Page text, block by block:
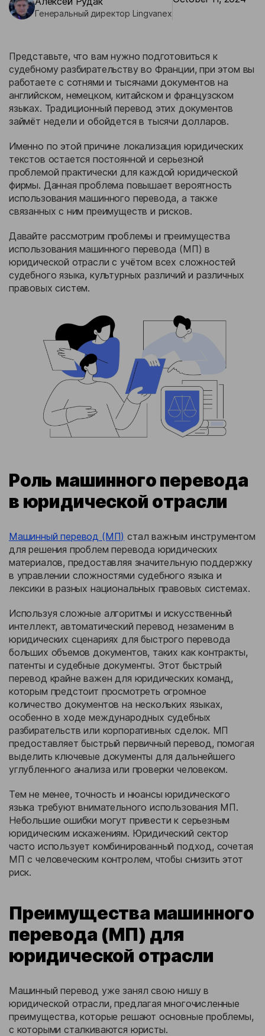
Бизнес-кейсы
Генеральный директор Lingvanex
Представьте, что вам нужно подготовиться к
судебному разбирательству во Франции, при этом вы
работаете с сотнями и тысячами документов на
английском, немецком, китайском и французском
языках. Традиционный перевод этих документов
займёт недели и обойдется в тысячи долларов.
Именно по этой причине локализация юридических
текстов остается постоянной и серьезной
проблемой практически для каждой юридической
фирмы. Данная проблема повышает вероятность
использования машинного перевода, а также
связанных с ним преимуществ и рисков.
Давайте рассмотрим проблемы и преимущества
использования машинного перевода (МП) в
юридической отрасли с учётом всех сложностей
судебного языка, культурных различий и различных
правовых систем.
Роль машинного перевода
в юридической отрасли
Машинный перевод (МП) стал важным инструментом
для решения проблем перевода юридических
материалов, предоставляя значительную поддержку
в управлении сложностями судебного языка и
лексики в разных национальных правовых системах.
Используя сложные алгоритмы и искусственный
интеллект, автоматический перевод незаменим в
юридических сценариях для быстрого перевода
больших объемов документов, таких как контракты,
патенты и судебные документы. Этот быстрый
перевод крайне важен для юридических команд,
которым предстоит просмотреть огромное
количество документов на нескольких языках,
особенно в ходе международных судебных
разбирательств или корпоративных сделок. МП
предоставляет быстрый первичный перевод, помогая
выделить ключевые документы для дальнейшего
углубленного анализа или проверки человеком.
Тем не менее, точность и нюансы юридического
языка требуют внимательного использования МП.
Небольшие ошибки могут привести к серьезным
юридическим искажениям. Юридический сектор
часто использует комбинированный подход, сочетая
МП с человеческим контролем, чтобы снизить этот
риск.
Преимущества машинного
перевода (МП) для
юридической отрасли
Машинный перевод уже занял свою нишу в
юридической отрасли, предлагая многочисленные
преимущества, которые решают основные проблемы,
с которыми сталкиваются юристы.